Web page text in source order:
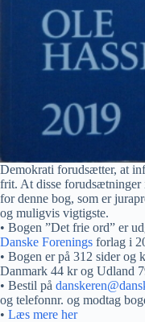
Demokrati forudsætter, at
frit. At disse forudsætninger
for denne bog, som er
og muligvis vigtigste.
• Bogen ”Det frie ord” er
Danske Forenings forlag i
• Bogen er på 312 sider og
Danmark 44 kr og Udland
• Bestil på
og telefonnr. og modtag
• Læs mere her